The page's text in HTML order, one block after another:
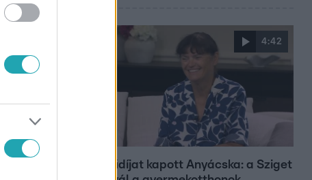
4:42
Életműdíjat kapott Anyácska: a Sziget